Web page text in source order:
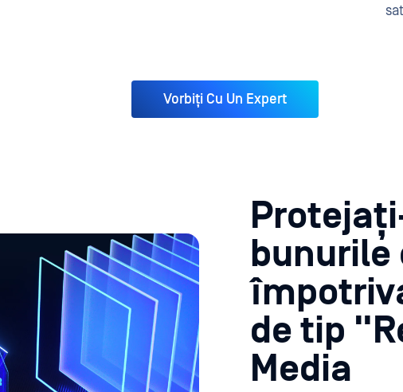
Vorbiți Cu Un Expert
de tip
Media